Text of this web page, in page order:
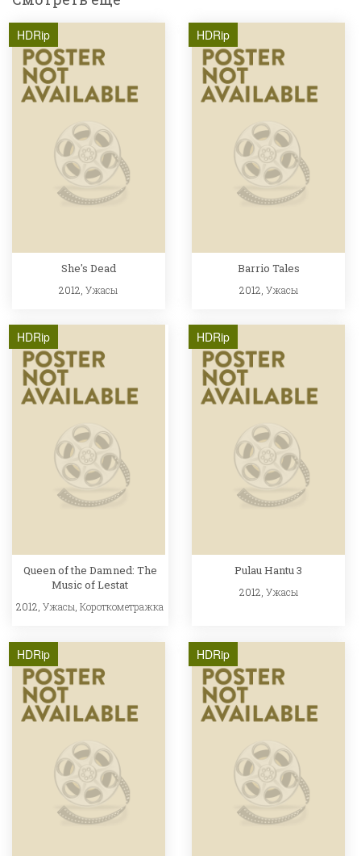
HDRip
She's Dead
2012,Ужасы
HDRip
Barrio Tales
2012, Ужасы
HDRip
Queen of the Damned: The
Music of Lestat
2012,Ужасы,Короткометражка
HDRip
Pulau Hantu 3
2012, Ужасы
HDRip HDRip